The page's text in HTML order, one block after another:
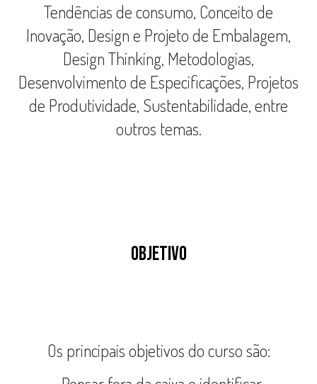
Tendências de consumo, Conceito de
Inovação, Design e Projeto de Embalagem,
Design Thinking, Metodologias,
Desenvolvimento de Especificações, Projetos
de Produtividade, Sustentabilidade, entre
outros temas.
OBJETIVO
Os principais objetivos do curso são: